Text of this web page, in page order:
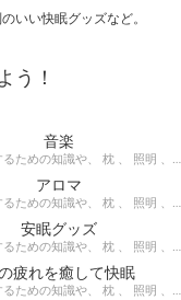
いい快眠グッズなど。
う！
音楽
快眠 安眠 するための知識や、 枕 、 照明 、 アロマ など、おすすめの グッズ を紹介。 快眠 安眠 のための 音楽 CD の紹介です。 ヒーリングCD リラクゼーションCD インストゥルメンタルCD オルゴールCD ヘミシンクCD α波音楽 など。
アロマ
快眠 安眠 するための知識や、 枕 、 照明 、 アロマ など、おすすめの グッズ などを紹介。 エッセンシャルオイル をはじめ、 アロマオイル を利用した アロマランプ 、 アロマディフューザー 、 アロマスプレー などの紹介です。
安眠グッズ
快眠 安眠 するための知識や、 枕 、 照明 、 アロマ など、おすすめの グッズ などを紹介。 いろいろな 快眠 安眠 グッズ の紹介、足枕、うたた寝枕、目覚まし時計、入浴剤 など。
疲れを癒して快眠
快眠 安眠 するための知識や、 枕 、 照明 、 アロマ など、おすすめの グッズ などを紹介。 目の疲れを癒やす、 快眠、安眠 のための アイマスク アイピロー について。